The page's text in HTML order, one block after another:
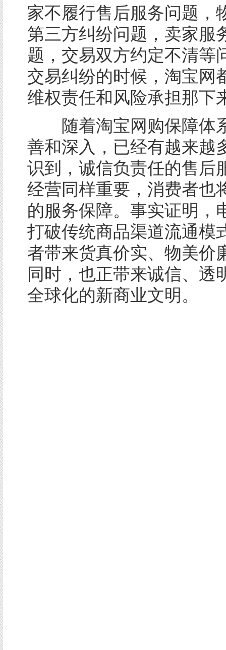
家不履行售后服务问题，
第三方纠纷问题，卖家服
题，交易双方约定不清等
交易纠纷的时候，淘宝网
维权责任和风险承担那下
随着淘宝网购保障体
善和深入，已经有越来越
识到，诚信负责任的售后
经营同样重要，消费者也
的服务保障。事实证明，
打破传统商品渠道流通模
者带来货真价实、物美价
同时，也正带来诚信、透
全球化的新商业文明。